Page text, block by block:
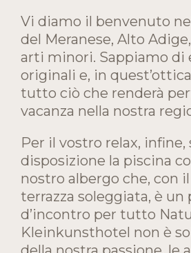
Vi diamo il benvenuto
del Meranese, Alto
arti minori. Sappiamo di
originali e, in
tutto ciò che renderà
vacanza nella nostra
Per il vostro relax, infine,
disposizione la piscina
nostro albergo che, con
terrazza soleggiata, è un
d’incontro per tutto
Kleinkunsthotel non è